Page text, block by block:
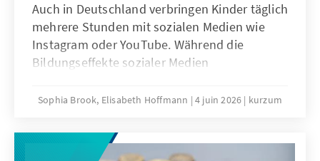
Auch in Deutschland verbringen Kinder täglich
mehrere Stunden mit sozialen Medien wie
Instagram oder YouTube. Während die
Bildungseffekte sozialer Medien
für Suchtgefahr und weitere problematische
Ist das australische Verbot von Social Media
eine Antwort auf diese Herausforderung?
Sophia Brook, Elisabeth Hoffmann 4 juin 2026 kurzum